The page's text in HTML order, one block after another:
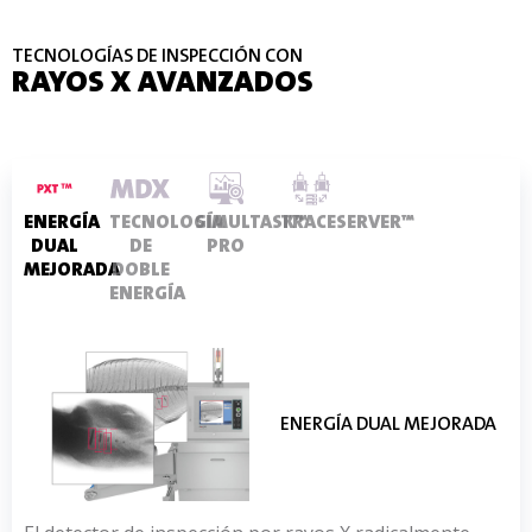
visuales, evaluación de riesgos basada en el
peligro
TECNOLOGÍAS DE INSPECCIÓN CON
RAYOS X AVANZADOS
ENERGÍA
DUAL
MEJORADA
TECNOLOGÍA
DE
DOBLE
ENERGÍA
SIMULTASK™
PRO
TRACESERVER™
ENERGÍA DUAL MEJORADA
TECNOLOGÍA DE DOBLE
SIMULTASK™ PRO
TRACESERVER™